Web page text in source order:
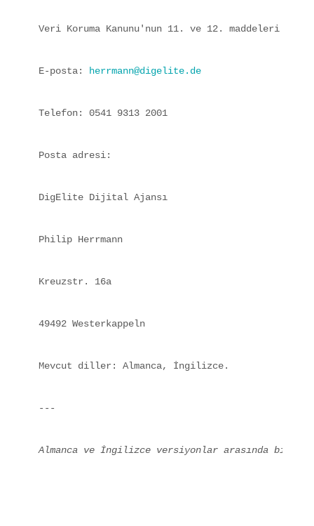
Veri Koruma Kanunu'nun 11. ve 12. maddeleri
E-posta: herrmann@digelite.de
Telefon: 0541 9313 2001
Posta adresi:
DigElite Dijital Ajansı
Philip Herrmann
Kreuzstr. 16a
49492 Westerkappeln
Mevcut diller: Almanca, İngilizce.
---
Almanca ve İngilizce versiyonlar arasında bir